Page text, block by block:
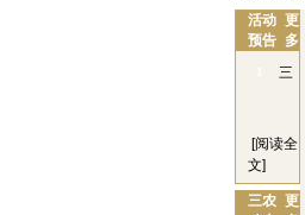
活动
预告
更
多
三
农
网
[阅读全
文]
三农 更